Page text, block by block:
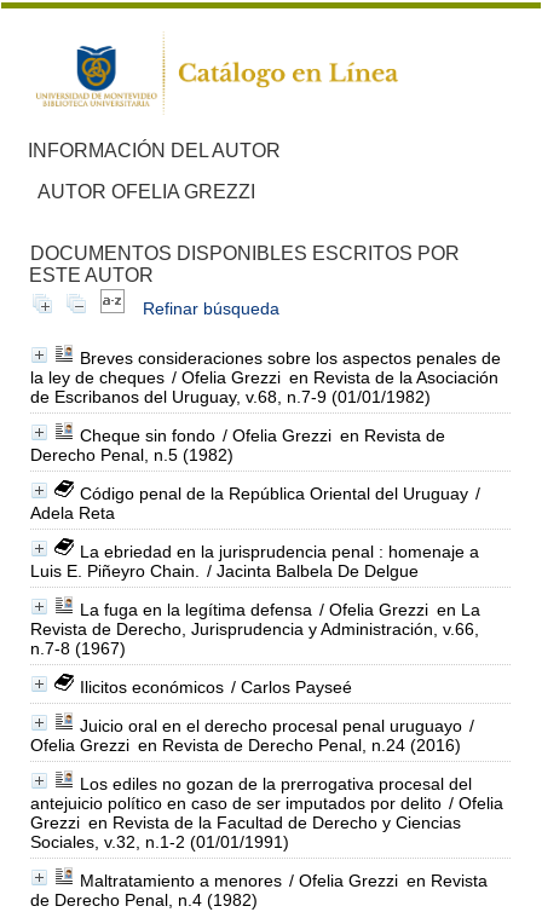
INFORMACIÓN DEL AUTOR
AUTOR OFELIA GREZZI
DOCUMENTOS DISPONIBLES ESCRITOS POR
ESTE AUTOR
Refinar búsqueda
Breves consideraciones sobre los aspectos penales de
la ley de cheques / Ofelia Grezzi en Revista de la Asociación
de Escribanos del Uruguay, v.68, n.7-9 (01/01/1982)
Cheque sin fondo / Ofelia Grezzi en Revista de
Derecho Penal, n.5 (1982)
Código penal de la República Oriental del Uruguay /
Adela Reta
La ebriedad en la jurisprudencia penal : homenaje a
Luis E. Piñeyro Chain.
/ Jacinta Balbela De Delgue
La fuga en la legítima defensa / Ofelia Grezzi en La
Revista de Derecho, Jurisprudencia y Administración, v.66,
n.7-8 (1967)
Ilicitos económicos / Carlos Payseé
Juicio oral en el derecho procesal penal uruguayo /
Ofelia Grezzi en Revista de Derecho Penal, n.24 (2016)
Los ediles no gozan de la prerrogativa procesal del
antejuicio político en caso de ser imputados por delito / Ofelia
Grezzi en Revista de la Facultad de Derecho y Ciencias
Sociales, v.32, n.1-2 (01/01/1991)
Maltratamiento a menores / Ofelia Grezzi en Revista
de Derecho Penal, n.4 (1982)